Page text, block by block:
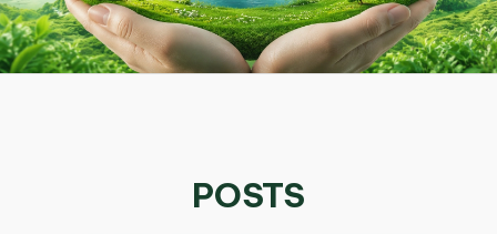
POSTS